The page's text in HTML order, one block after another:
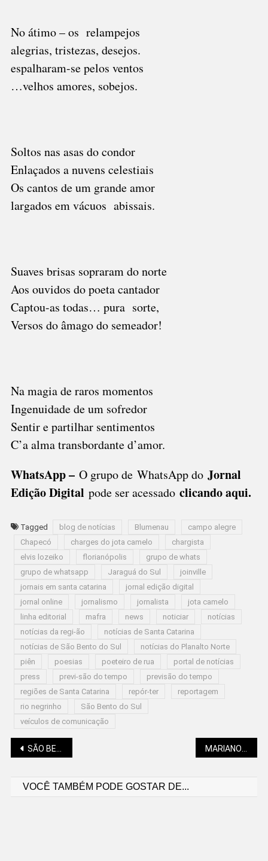
No átimo – os relampejos
alegrias, tristezas, desejos.
espalharam-se pelos ventos
…velhos amores, sobejos.
Soltos nas asas do condor
Enlaçados a nuvens celestiais
Os cantos de um grande amor
largados em vácuos abissais.
Suaves brisas sopraram do norte
Aos ouvidos do poeta cantador
Captou-as todas… pura sorte,
Versos do âmago do semeador!
Na magia de raros momentos
Ingenuidade de um sofredor
Sentir e partilhar sentimentos
C’a alma transbordante d’amor.
WhatsApp – O grupo de WhatsApp doJornal
Edição Digital pode ser acessado clicando aqui.
Tagged blog de notícias Blumenau
campo alegre
Chapecó
charges do jota camelo
chargista
elvis lozeiko
florianópolis
grupo de whats
grupo de whatsapp
Jaraguá do Sul
joinville
jornais em santa catarina
jornal edição digital
jornal online
jornalismo jornalista
jota camelo
linha editorial
mafra news noticiar
notícias
notícias da regi-ão
notícias de Santa Catarina
notícias de São Bento do Sul
notícias do Planalto Norte
piên
poesias poeteiro de rua
portal de notícias
press
previ-são do tempo
previsão do tempo
regiões de Santa Catarina
repór-ter
reportagem
rio negrinho
São Bento do Sul
veículos de comunicação
Navegação
SÃO BENTO DO SUL E REGIÃO SEGUEM COM CALOR E SEM CHUVA
VOCÊ TAMBÉM PODE GOSTAR DE...